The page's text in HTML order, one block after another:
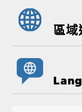
區域